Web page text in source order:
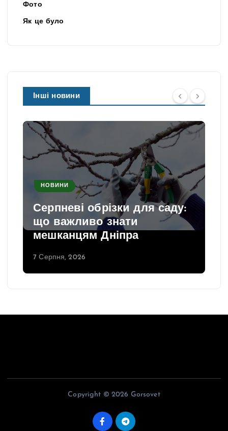
Фото
Як це було
Інші новини
НОВИНИ
Серпневі обрізки для саду:
що важливо знати
мешканцям Дніпра
7 Серпня, 2026
Copyright © 2026 Gorsovet